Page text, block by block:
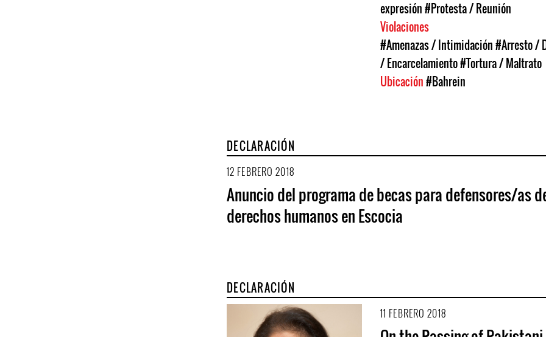
expresión#Protesta / Reunión
Violaciones
#Amenazas / Intimidación#Arresto /
/ Encarcelamiento#Tortura / Maltrato
Ubicación#Bahrein
DECLARACIÓN
12 FEBRERO 2018
Anuncio del programa de becas para defensores/as
derechos humanos en Escocia
DECLARACIÓN
11 FEBRERO 2018